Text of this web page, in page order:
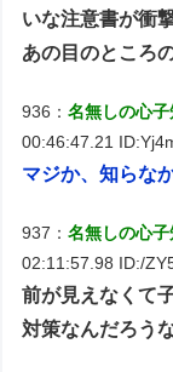
いな注意書が衝
あの目のところ
936：名無しの心
00:46:47.21
マジか、知らな
937：名無しの心
02:11:57.98 ID:/
前が見えなくて
対策なんだろう